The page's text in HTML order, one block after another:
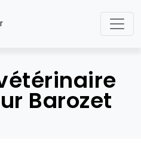
Barozet